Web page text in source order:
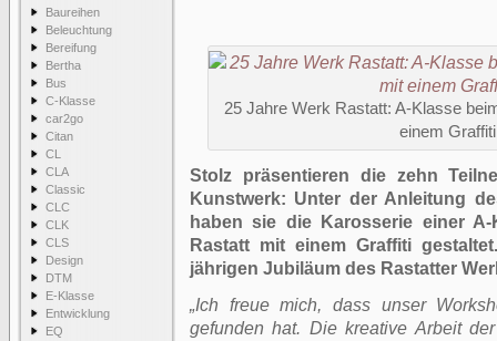
Baureihen
Beleuchtung
Bereifung
Bertha
Bus
C-Klasse
car2go
Citan
CL
CLA
Classic
CLC
CLK
CLS
Design
DTM
E-Klasse
Entwicklung
EQ
25 Jahre Werk Rastatt: A-Klasse
einem
Stolz präsentieren die zehn
Kunstwerk: Unter der Anleitung
haben sie die Karosserie einer
Rastatt mit einem Graffiti
jährigen Jubiläum des Rastatter
„Ich freue mich, dass unser
gefunden hat. Die kreative Arbeit